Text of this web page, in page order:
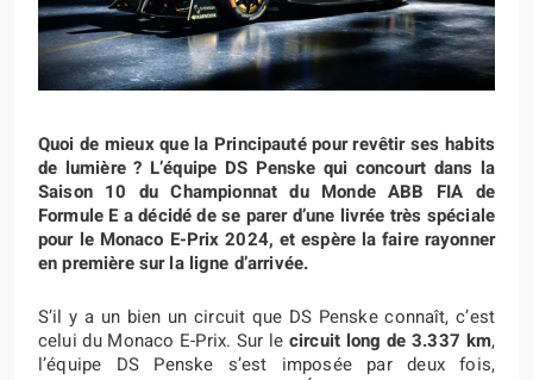
Quoi de mieux que la Principauté pour revêtir ses habits
de lumière ? L’équipe DS Penske qui concourt dans la
Saison 10 du Championnat du MondeABB FIA de
Formule E a décidé de se parer d’une livrée très spéciale
pour le Monaco E-Prix 2024, et espère la faire rayonner
en première sur la ligne d’arrivée.
S’il y a un bien un circuit que DS Penske connaît, c’est
celui du Monaco E-Prix. Sur le circuit long de 3.337 km,
l’équipe DS Penske s’est imposée par deux fois,